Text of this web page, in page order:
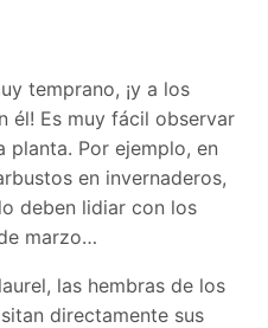
temprano, ¡y a los
él! Es muy fácil observar
Por ejemplo, en
en invernaderos,
deben lidiar con los
marzo…
las hembras de los
directamente sus